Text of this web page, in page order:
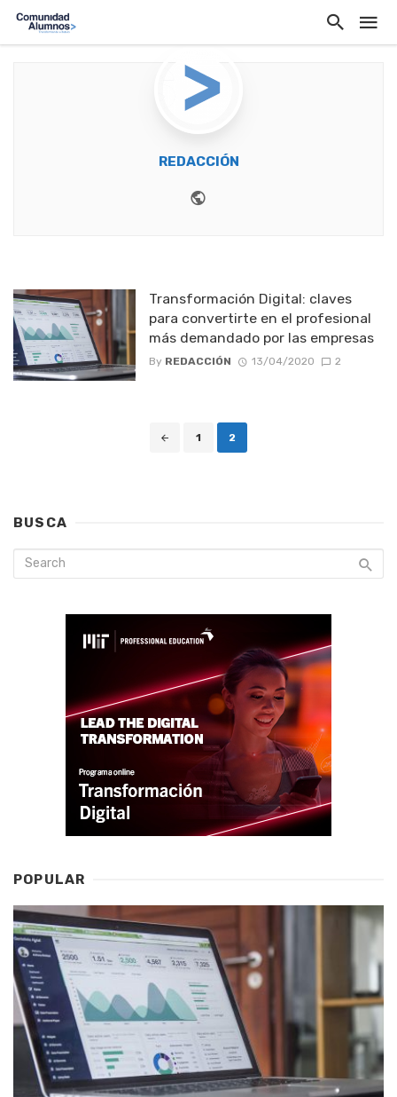
REDACCIÓN
Transformación Digital: claves
para convertirte en el profesional
más demandado por las empresas
By REDACCIÓN 13/04/2020 2
1 2
BUSCA
POPULAR